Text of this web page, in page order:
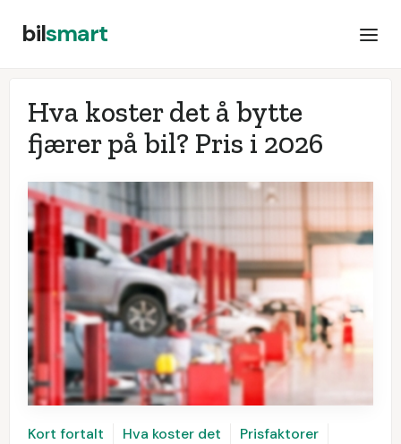
bilsmart
Hva koster det å bytte
fjærer på bil? Pris i 2026
Kort fortalt Hva koster det
Prisfaktorer